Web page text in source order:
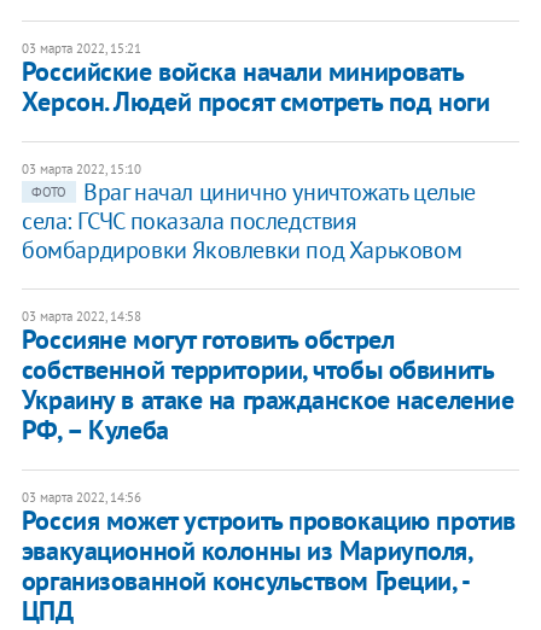
03 марта 2022, 15:21
Российские войска начали минировать
Херсон. Людей просят смотреть под ноги
03 марта 2022, 15:10
ФОТО
Враг начал цинично уничтожать целые
села: ГСЧС показала последствия
бомбардировки Яковлевки под Харьковом
03 марта 2022, 14:58
Россияне могут готовить обстрел
собственной территории, чтобы обвинить
Украину в атаке на гражданское население
РФ, – Кулеба
03 марта 2022, 14:56
Россия может устроить провокацию против
эвакуационной колонны из Мариуполя,
организованной консульством Греции, -
ЦПД